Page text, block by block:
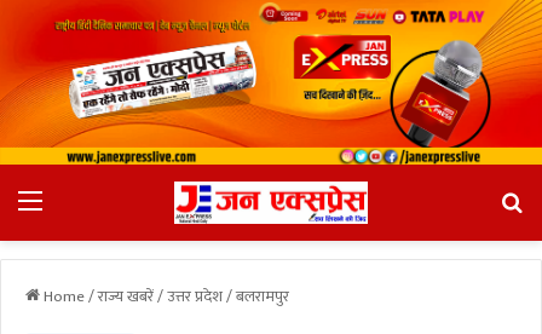
Home/राज्य खबरें/उत्तर प्रदेश/बलरामपुर